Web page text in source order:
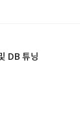
DB 튜닝